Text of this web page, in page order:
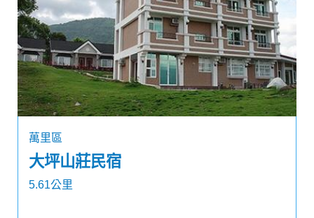
萬里區
大坪山莊民宿
5.61公里